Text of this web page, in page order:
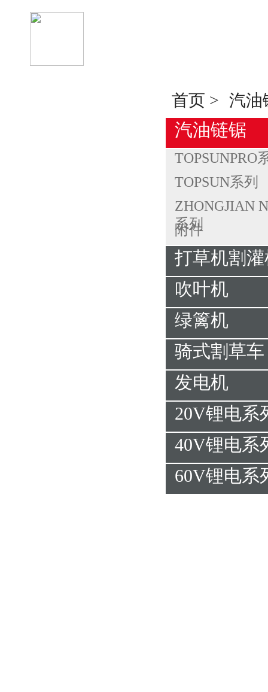
首页 > 汽油
汽油链锯
TOPSUNPRO
TOPSUN系列
ZHONGJIAN
系列
附件
打草机割灌
吹叶机
绿篱机
骑式割草车
发电机
20V锂电系
40V锂电系
60V锂电系